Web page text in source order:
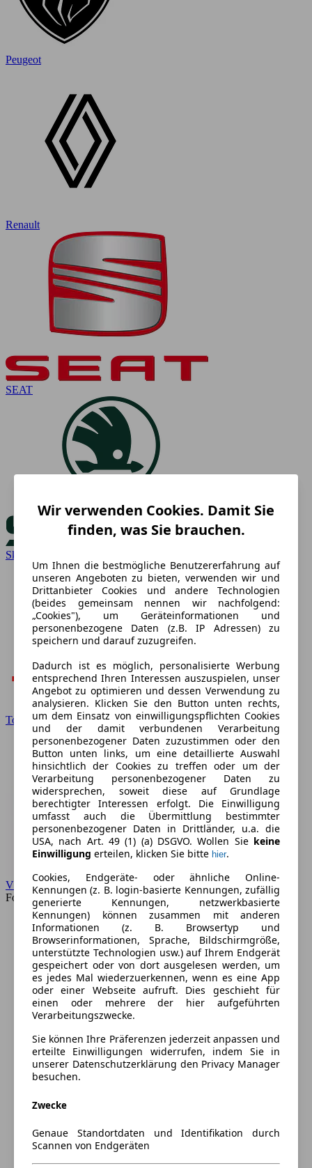
Peugeot
Renault
SEAT
Skoda
Toyota
VW
Forum
Wir verwenden Cookies. Damit Sie
finden, was Sie brauchen.
Um Ihnen die bestmögliche Benutzererfahrung auf
unseren Angeboten zu bieten, verwenden wir und
Drittanbieter Cookies und andere Technologien
(beides gemeinsam nennen wir nachfolgend:
„Cookies"), um Geräteinformationen und
personenbezogene Daten (z.B. IP Adressen) zu
speichern und darauf zuzugreifen.
Dadurch ist es möglich, personalisierte Werbung
entsprechend Ihren Interessen auszuspielen, unser
Angebot zu optimieren und dessen Verwendung zu
analysieren. Klicken Sie den Button unten rechts,
um dem Einsatz von einwilligungspflichten Cookies
und der damit verbundenen Verarbeitung
personenbezogener Daten zuzustimmen oder den
Button unten links, um eine detaillierte Auswahl
hinsichtlich der Cookies zu treffen oder um der
Verarbeitung personenbezogener Daten zu
widersprechen, soweit diese auf Grundlage
berechtigter Interessen erfolgt. Die Einwilligung
umfasst auch die Übermittlung bestimmter
personenbezogener Daten in Drittländer, u.a. die
USA, nach Art. 49 (1) (a) DSGVO. Wollen Sie keine
Einwilligung erteilen, klicken Sie bitte hier.
Cookies, Endgeräte- oder ähnliche Online-
Kennungen (z. B. login-basierte Kennungen, zufällig
generierte Kennungen, netzwerkbasierte
Kennungen) können zusammen mit anderen
Informationen (z. B. Browsertyp und
Browserinformationen, Sprache, Bildschirmgröße,
unterstützte Technologien usw.) auf Ihrem Endgerät
gespeichert oder von dort ausgelesen werden, um
es jedes Mal wiederzuerkennen, wenn es eine App
oder einer Webseite aufruft. Dies geschieht für
einen oder mehrere der hier aufgeführten
Verarbeitungszwecke.
Sie können Ihre Präferenzen jederzeit anpassen und
erteilte Einwilligungen widerrufen, indem Sie in
unserer Datenschutzerklärung den Privacy Manager
besuchen.
Zwecke
Genaue Standortdaten und Identifikation durch
Scannen von Endgeräten